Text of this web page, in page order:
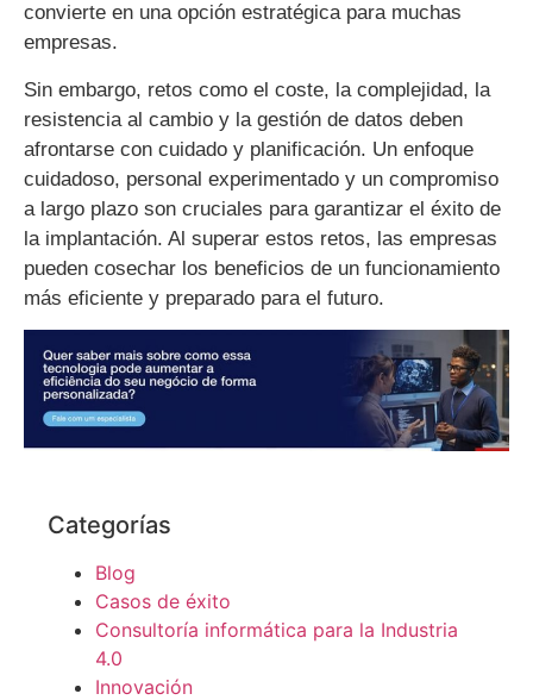
convierte en una opción estratégica para muchas
empresas.
Sin embargo, retos como el coste, la complejidad, la
resistencia al cambio y la gestión de datos deben
afrontarse con cuidado y planificación. Un enfoque
cuidadoso, personal experimentado y un compromiso
a largo plazo son cruciales para garantizar el éxito de
la implantación. Al superar estos retos, las empresas
pueden cosechar los beneficios de un funcionamiento
más eficiente y preparado para el futuro.
Categorías
Blog
Casos de éxito
Consultoría informática para la Industria
4.0
Innovación